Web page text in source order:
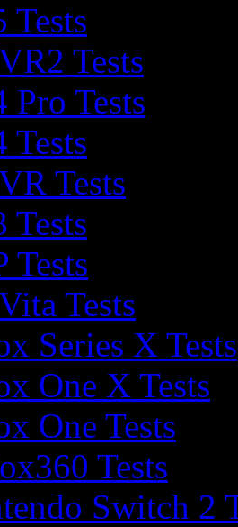
Tests
Tests
Pro Tests
Tests
Tests
Tests
Tests
Tests
Series X Tests
One X Tests
One Tests
Tests
Switch 2